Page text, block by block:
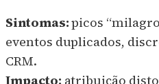
Sintomas:picos
eventos duplicados,
CRM.
Impacto: atribuição